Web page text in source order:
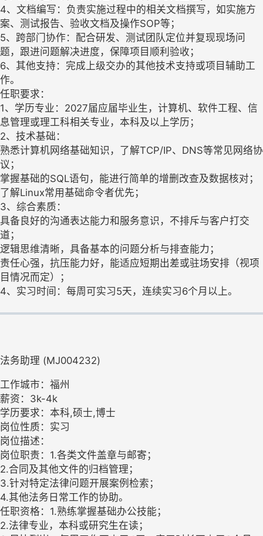
4、文档编写：负责实施过程中的相关文档撰写，如实施方
案、测试报告、验收文档及操作SOP等；
5、跨部门协作：配合研发、测试团队定位并复现现场问
题，跟进问题解决进度，保障项目顺利验收；
6、其他支持：完成上级交办的其他技术支持或项目辅助工
作。
任职要求：
1、学历专业：2027届应届毕业生，计算机、软件工程、信
息管理或理工科相关专业，本科及以上学历；
2、技术基础：
熟悉计算机网络基础知识，了解TCP/IP、DNS等常见网络协
议；
掌握基础的SQL语句，能进行简单的增删改查及数据核对；
了解Linux常用基础命令者优先；
3、综合素质：
具备良好的沟通表达能力和服务意识，不排斥与客户打交
道；
逻辑思维清晰，具备基本的问题分析与排查能力；
责任心强，抗压能力好，能适应短期出差或驻场安排（视项
目情况而定）；
4、实习时间：每周可实习5天，连续实习6个月以上。
法务助理 (MJ004232)
工作城市：福州
薪资：3k-4k
学历要求：本科,硕士,博士
岗位性质：实习
岗位描述：
岗位职责：1.各类文件盖章与邮寄；
2.合同及其他文件的归档管理；
3.针对特定法律问题开展案例检索；
4.其他法务日常工作的协助。
任职资格：1.熟练掌握基础办公技能；
2.法律专业，本科或研究生在读；